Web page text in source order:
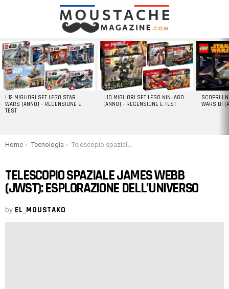
LATEST
STORIES
I 13 MIGLIORI SET LEGO STAR
WARS [ANNO] – RECENSIONE E
TEST
I 10 MIGLIORI SET LEGO NINJAGO
[ANNO] – RECENSIONE E TEST
SCOPRI I
WARS DI
You are here:
Home Tecnologia Telescopio spaziale James Webb (JWST): esplorazione dell’universo
TELESCOPIO SPAZIALE JAMES WEBB
(JWST): ESPLORAZIONE DELL’UNIVERSO
by EL_MOUSTAKO